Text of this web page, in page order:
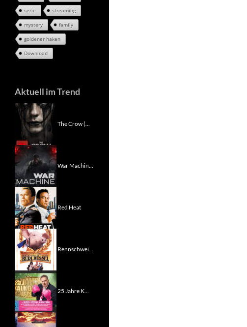
serie streaming
mystery family
goldener haken
Download
Aktuell im Trend
The Crow (...
War Machin...
Red Heat
Rennschwei...
25 Jahre K...